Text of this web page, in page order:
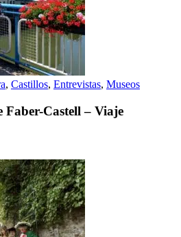
, Castillos, Entrevistas, Museos
Castell – Viaje